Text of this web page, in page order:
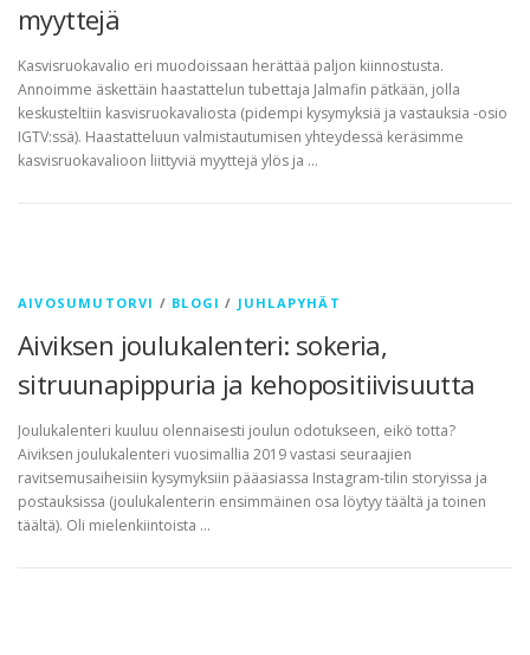
myyttejä
Kasvisruokavalio eri muodoissaan herättää paljon kiinnostusta.
Annoimme äskettäin haastattelun tubettaja Jalmafin pätkään, jolla
keskusteltiin kasvisruokavaliosta (pidempi kysymyksiä ja vastauksia -osio
IGTV:ssä). Haastatteluun valmistautumisen yhteydessä keräsimme
kasvisruokavalioon liittyviä myyttejä ylös ja …
AIVOSUMUTORVI / BLOGI / JUHLAPYHÄT
Aiviksen joulukalenteri: sokeria,
sitruunapippuria ja kehopositiivisuutta
Joulukalenteri kuuluu olennaisesti joulun odotukseen, eikö totta?
Aiviksen joulukalenteri vuosimallia 2019 vastasi seuraajien
ravitsemusaiheisiin kysymyksiin pääasiassa Instagram-tilin storyissa ja
postauksissa (joulukalenterin ensimmäinen osa löytyy täältä ja toinen
täältä). Oli mielenkiintoista …